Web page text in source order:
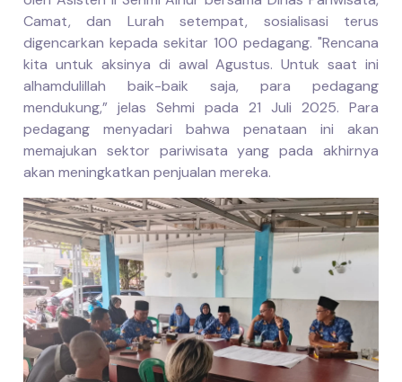
Camat, dan Lurah setempat, sosialisasi terus
digencarkan kepada sekitar 100 pedagang. "Rencana
kita untuk aksinya di awal Agustus. Untuk saat ini
alhamdulillah baik-baik saja, para pedagang
mendukung,” jelas Sehmi pada 21 Juli 2025. Para
pedagang menyadari bahwa penataan ini akan
memajukan sektor pariwisata yang pada akhirnya
akan meningkatkan penjualan mereka.